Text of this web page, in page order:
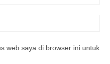
web saya di browser ini untuk